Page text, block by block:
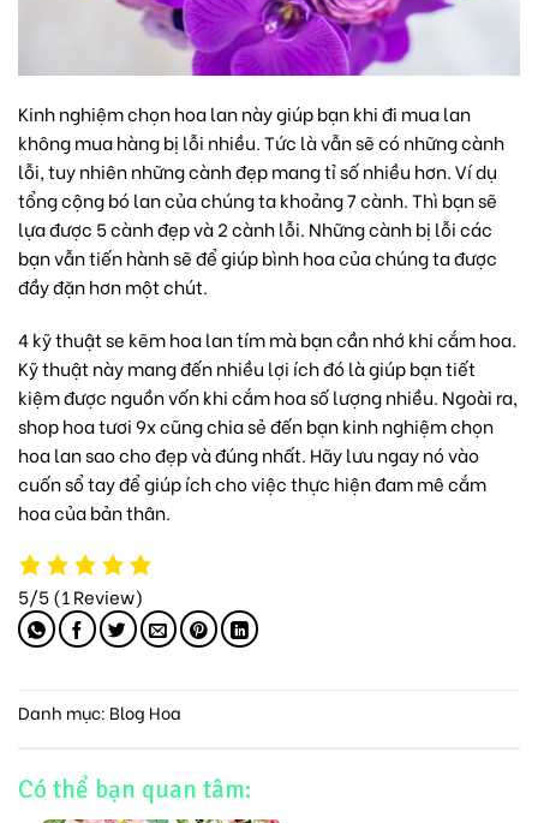
Kinh nghiệm chọn hoa lan này giúp bạn khi đi mua lan
không mua hàng bị lỗi nhiều. Tức là vẫn sẽ có những cành
lỗi, tuy nhiên những cành đẹp mang tỉ số nhiều hơn. Ví dụ
tổng cộng bó lan của chúng ta khoảng 7 cành. Thì bạn sẽ
lựa được 5 cành đẹp và 2 cành lỗi. Những cành bị lỗi các
bạn vẫn tiến hành sẽ để giúp bình hoa của chúng ta được
đầy đặn hơn một chút.
4 kỹ thuật se kẽm hoa lan tím mà bạn cần nhớ khi cắm hoa.
Kỹ thuật này mang đến nhiều lợi ích đó là giúp bạn tiết
kiệm được nguồn vốn khi cắm hoa số lượng nhiều. Ngoài ra,
shop hoa tươi 9xcũng chia sẻ đến bạn kinh nghiệm chọn
hoa lan sao cho đẹp và đúng nhất. Hãy lưu ngay nó vào
cuốn sổ tay để giúp ích cho việc thực hiện đam mê cắm
hoa của bản thân.
5/5(1 Review)
Danh mục: Blog Hoa
Có thể bạn quan tâm: